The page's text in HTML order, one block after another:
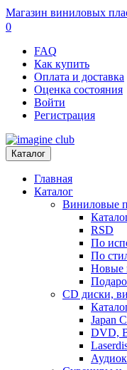
Магазин виниловых
0
FAQ
Как купить
Оплата и доставка
Оценка состояния
Войти
Регистрация
Каталог
Главная
Каталог
Виниловые
RSD
По
По
Новые
CD диски,
Japan
DVD,